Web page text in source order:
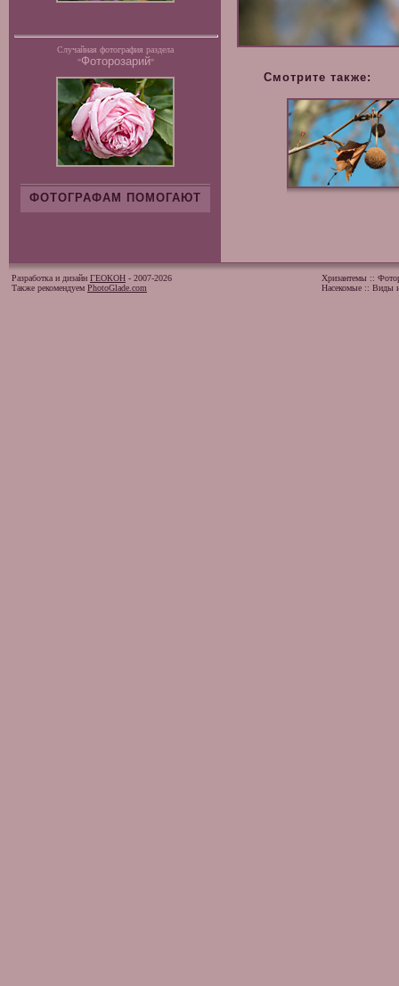
Случайная фотография раздела
"Фоторозарий"
ФОТОГРАФАМ ПОМОГАЮТ
Смотрите также:
Разработка и дизайн ГЕОКОН - 2007-2026
Также рекомендуем PhotoGlade.com
Хризантемы ::
Насекомые :: Виды